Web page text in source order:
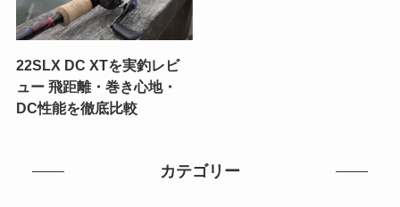
22SLX DC XTを実釣レビ
ュー 飛距離・巻き心地・
DC性能を徹底比較
カテゴリー